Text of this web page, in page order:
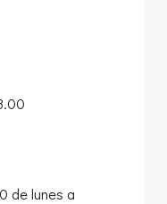
de lunes a